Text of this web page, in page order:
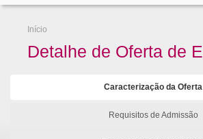
Início
Detalhe de Oferta de
Caracterização da Oferta
Requisitos de Admissão